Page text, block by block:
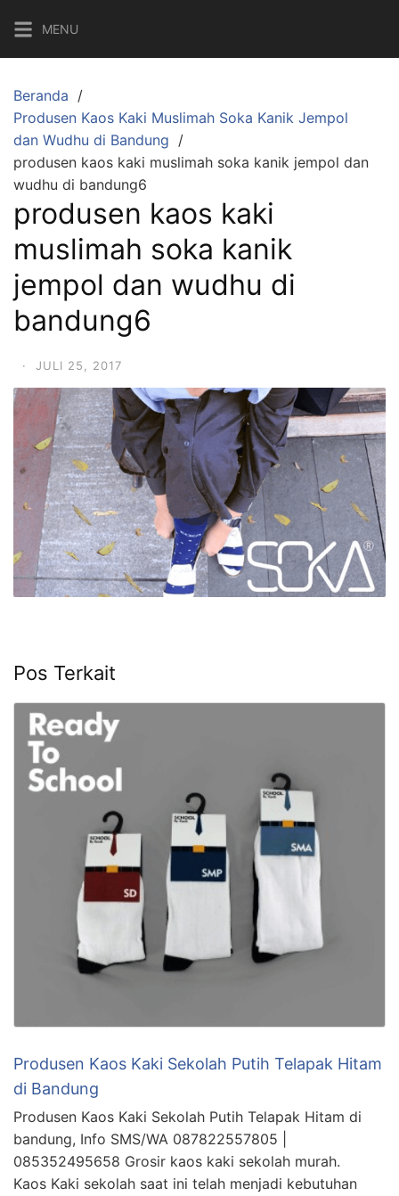
ke
konten
MENU
Beranda
Produsen Kaos Kaki Muslimah Soka Kanik Jempol
dan Wudhu di Bandung
produsen kaos kaki muslimah soka kanik jempol dan
wudhu di bandung6
produsen kaos kaki
muslimah soka kanik
jempol dan wudhu di
bandung6
· JULI 25, 2017
Pos Terkait
Produsen Kaos Kaki Sekolah Putih Telapak Hitam
di Bandung
Produsen Kaos Kaki Sekolah Putih Telapak Hitam di
bandung, Info SMS/WA 087822557805 |
085352495658 Grosir kaos kaki sekolah murah.
Kaos Kaki sekolah saat ini telah menjadi kebutuhan